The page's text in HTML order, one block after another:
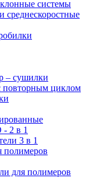
системы
среднескоростные
– сушилки
повторным циклом
2 в 1
3 в 1
полимеров
для полимеров